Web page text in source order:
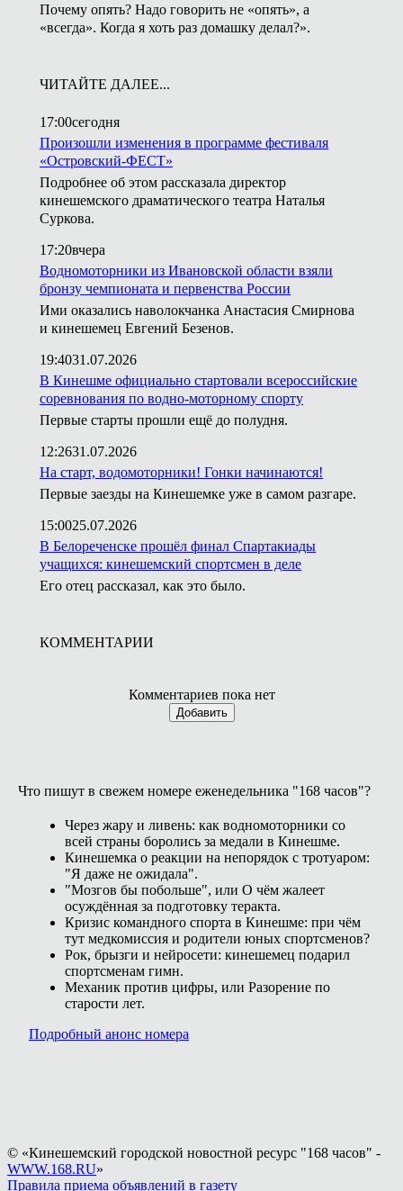
Почему опять? Надо говорить не «опять», а
«всегда». Когда я хоть раз домашку делал?».
ЧИТАЙТЕ ДАЛЕЕ...
17:00сегодня
Произошли изменения в программе фестиваля
«Островский-ФЕСТ»
Подробнее об этом рассказала директор
кинешемского драматического театра Наталья
Суркова.
17:20вчера
Водномоторники из Ивановской области взяли
бронзу чемпионата и первенства России
Ими оказались наволокчанка Анастасия Смирнова
и кинешемец Евгений Безенов.
19:4031.07.2026
В Кинешме официально стартовали всероссийские
соревнования по водно-моторному спорту
Первые старты прошли ещё до полудня.
12:2631.07.2026
На старт, водомоторники! Гонки начинаются!
Первые заезды на Кинешемке уже в самом разгаре.
15:0025.07.2026
В Белореченске прошёл финал Спартакиады
учащихся: кинешемский спортсмен в деле
Его отец рассказал, как это было.
КОММЕНТАРИИ
Комментариев пока нет
Добавить
Что пишут в свежем номере еженедельника "168 часов"?
Через жару и ливень: как водномоторники со
всей страны боролись за медали в Кинешме.
Кинешемка о реакции на непорядок с тротуаром:
"Я даже не ожидала".
"Мозгов бы побольше", или О чём жалеет
осуждённая за подготовку теракта.
Кризис командного спорта в Кинешме: при чём
тут медкомиссия и родители юных спортсменов?
Рок, брызги и нейросети: кинешемец подарил
спортсменам гимн.
Механик против цифры, или Разорение по
старости лет.
Подробный анонс номера
© «Кинешемский городской новостной ресурс "168 часов" -
WWW.168.RU»
Правила приема объявлений в газету